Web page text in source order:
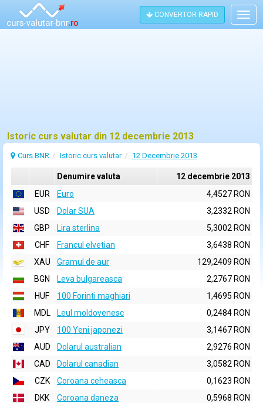
CONVERTOR RAPID
Istoric curs valutar din 12 decembrie 2013
Curs BNR Istoric curs valutar 12 Decembrie 2013
Denumire valuta
12 decembrie 2013
EUR
Euro
4,4527 RON
USD
Dolar SUA
3,2332 RON
GBP
Lira sterlina
5,3002 RON
CHF
Francul elvetian
3,6438 RON
XAU
Gramul de aur
129,2409 RON
BGN
Leva bulgareasca
2,2767 RON
HUF
100 Forinti maghiari
1,4695 RON
MDL
Leul moldovenesc
0,2484 RON
JPY
100 Yeni japonezi
3,1467 RON
AUD
Dolarul australian
2,9276 RON
CAD
Dolarul canadian
3,0582 RON
CZK
Coroana ceheasca
0,1623 RON
DKK
Coroana daneza
0,5968 RON